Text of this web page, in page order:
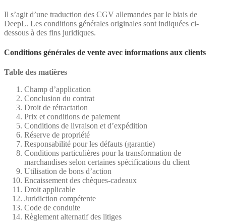
Il s’agit d’une traduction des CGV allemandes par le biais de
DeepL. Les conditions générales originales sont indiquées ci-
dessous à des fins juridiques.
Conditions générales de vente avec informations aux clients
Table des matières
Champ d’application
Conclusion du contrat
Droit de rétractation
Prix et conditions de paiement
Conditions de livraison et d’expédition
Réserve de propriété
Responsabilité pour les défauts (garantie)
Conditions particulières pour la transformation de
marchandises selon certaines spécifications du client
Utilisation de bons d’action
Encaissement des chèques-cadeaux
Droit applicable
Juridiction compétente
Code de conduite
Règlement alternatif des litiges